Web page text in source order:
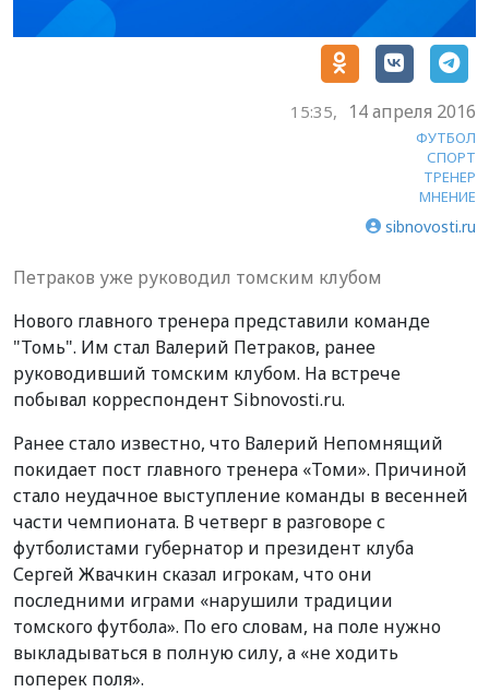
15:35, 14 апреля 2016
ФУТБОЛ
СПОРТ
ТРЕНЕР
МНЕНИЕ
sibnovosti.ru
Петраков уже руководил томским клубом
Нового главного тренера представили команде
"Томь". Им стал Валерий Петраков, ранее
руководивший томским клубом. На встрече
побывал корреспондент Sibnovosti.ru.
Ранее стало известно, что Валерий Непомнящий
покидает пост главного тренера «Томи». Причиной
стало неудачное выступление команды в весенней
части чемпионата. В четверг в разговоре с
футболистами губернатор и президент клуба
Сергей Жвачкин сказал игрокам, что они
последними играми «нарушили традиции
томского футбола». По его словам, на поле нужно
выкладываться в полную силу, а «не ходить
поперек поля».